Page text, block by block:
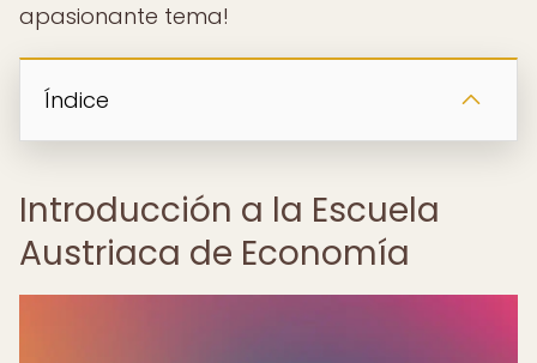
apasionante tema!
Índice
Introducción a la Escuela
Austriaca de Economía